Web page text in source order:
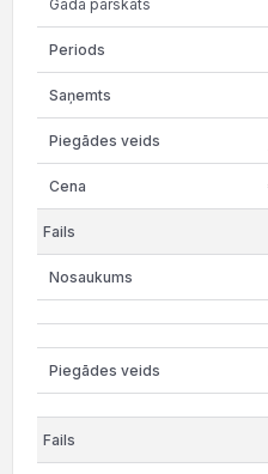
Gada pārskats